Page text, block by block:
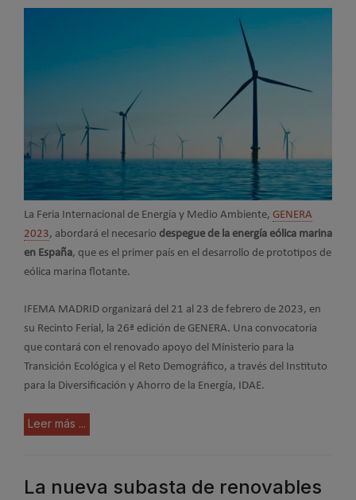
La Feria Internacional de Energía y Medio Ambiente, GENERA
2023, abordará el necesario despegue de la energía eólica marina
en España, que es el primer país en el desarrollo de prototipos de
eólica marina flotante.
IFEMA MADRID organizará del 21 al 23 de febrero de 2023, en
su Recinto Ferial, la 26ª edición de GENERA. Una convocatoria
que contará con el renovado apoyo del Ministerio para la
Transición Ecológica y el Reto Demográfico, a través del Instituto
para la Diversificación y Ahorro de la Energía, IDAE.
Leer más ...
La nueva subasta de renovables